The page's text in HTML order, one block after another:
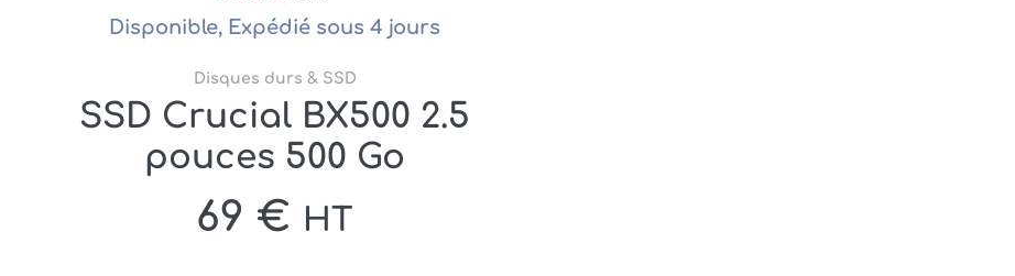
Disponible, Expédié sous 4 jours
Disques durs & SSD
SSD Crucial BX500 2.5
pouces 500 Go
69 € HT